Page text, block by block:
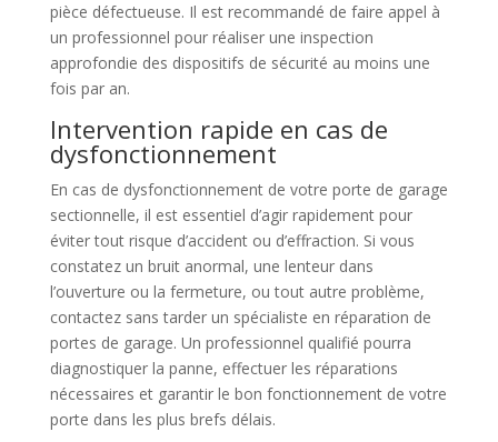
pièce défectueuse. Il est recommandé de faire appel à
un professionnel pour réaliser une inspection
approfondie des dispositifs de sécurité au moins une
fois par an.
Intervention rapide en cas de
dysfonctionnement
En cas de dysfonctionnement de votre porte de garage
sectionnelle, il est essentiel d’agir rapidement pour
éviter tout risque d’accident ou d’effraction. Si vous
constatez un bruit anormal, une lenteur dans
l’ouverture ou la fermeture, ou tout autre problème,
contactez sans tarder un spécialiste en réparation de
portes de garage. Un professionnel qualifié pourra
diagnostiquer la panne, effectuer les réparations
nécessaires et garantir le bon fonctionnement de votre
porte dans les plus brefs délais.